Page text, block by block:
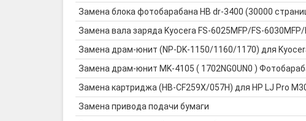
Замена блока фотобарабана HB dr-3400 (30000
Замена вала заряда Kyocera FS-6025MFP/FS-
Замена драм-юнит (NP-DK-1150/1160/1170) для
Замена драм-юнит MK-4105 ( 1702NG0UN0 )
Замена картриджа (HB-CF259X/057H) для HP LJ Pro
Замена привода подачи бумаги